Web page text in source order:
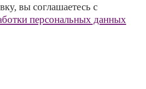
вы соглашаетесь с
персональных данных